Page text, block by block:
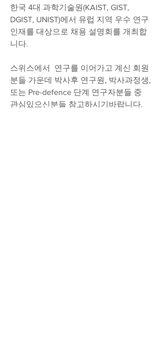
한국 4대 과학기술원(KAIST, GIST,
DGIST, UNIST)에서 유럽 지역 우수 연구
인재를 대상으로 채용 설명회를 개최합
니다.
스위스에서  연구를 이어가고 계신 회원
분들 가운데 박사후 연구원, 박사과정생,
또는 Pre-defence 단계 연구자분들 중
관심있으신분들 참고하시기바랍니다.